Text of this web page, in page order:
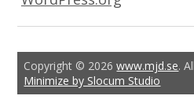
Copyright © 2026www.mjd.se.
Minimize by Slocum Studio